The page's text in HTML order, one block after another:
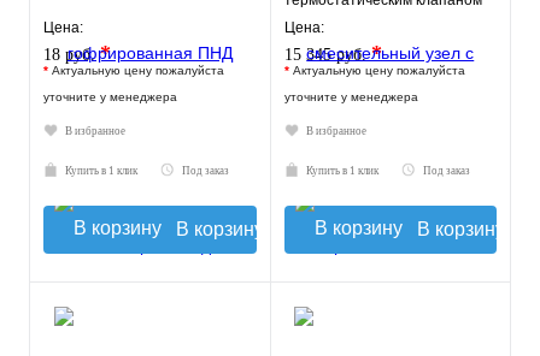
Цена:
18 руб.*
* Актуальную цену пожалуйста
уточните у менеджера
В избранное
Купить в 1 клик Под заказ
В корзину
20-43°C, с насосом UPSO
Цена:
15 345 руб.*
* Актуальную цену пожалуйста
уточните у менеджера
В избранное
Купить в 1 клик Под заказ
В корзину